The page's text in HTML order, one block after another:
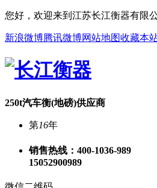
您好，欢迎来到江苏长江衡器有限
新浪微博腾讯微博网站地图收藏本
250t汽车衡(地磅)供应商
第16年
销售热线： 400-1036-989
15052900989